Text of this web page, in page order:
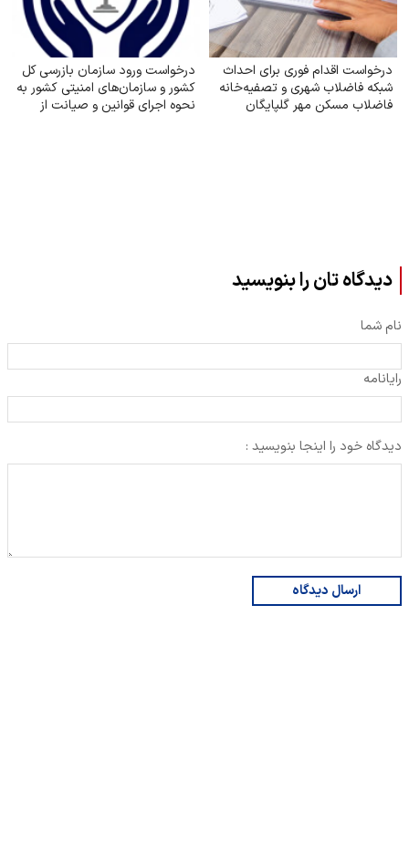
درخواست اقدام فوری برای احداث
شبکه فاضلاب شهری و تصفیه‌خانه
فاضلاب مسکن مهر گلپایگان
درخواست ورود سازمان بازرسی کل
کشور و سازمان‌های امنیتی کشور به
نحوه اجرای قوانین و صیانت از
دیدگاه تان را بنویسید
نام شما
رایانامه
دیدگاه خود را اینجا بنویسید :
ارسال دیدگاه